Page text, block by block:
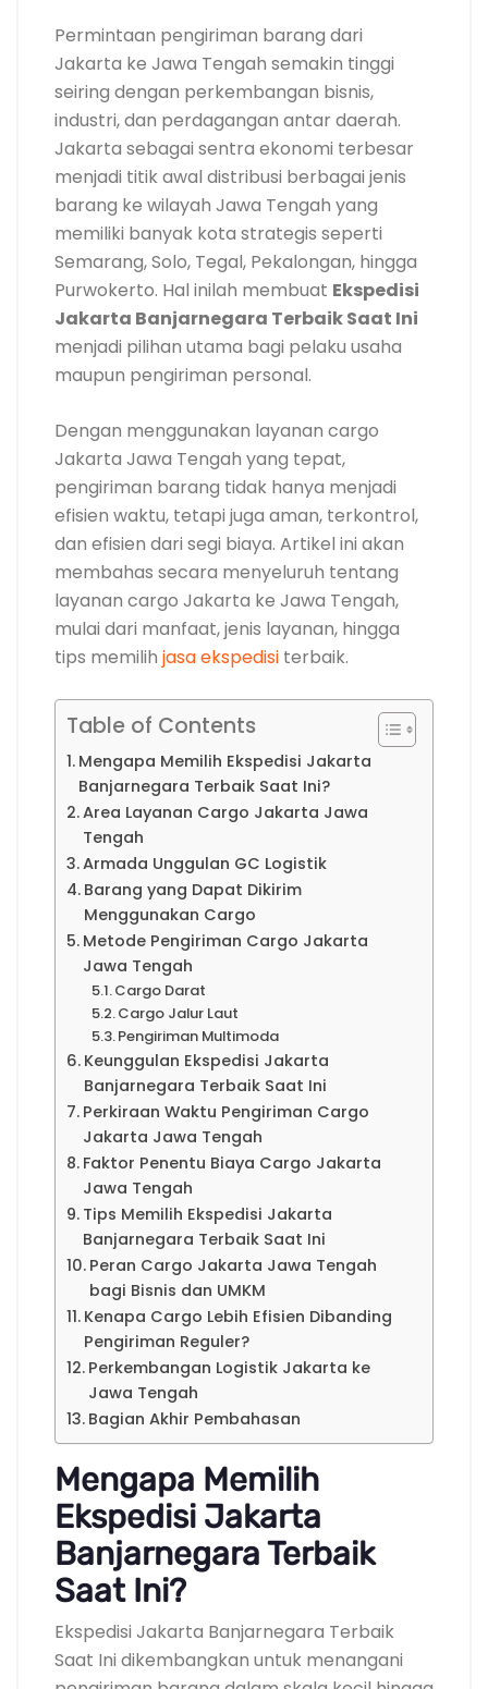
Permintaan pengiriman barang dari
Jakarta ke Jawa Tengah semakin tinggi
seiring dengan perkembangan bisnis,
industri, dan perdagangan antar daerah.
Jakarta sebagai sentra ekonomi terbesar
menjadi titik awal distribusi berbagai jenis
barang ke wilayah Jawa Tengah yang
memiliki banyak kota strategis seperti
Semarang, Solo, Tegal, Pekalongan, hingga
Purwokerto. Hal inilah membuat Ekspedisi
Jakarta Banjarnegara Terbaik Saat Ini
menjadi pilihan utama bagi pelaku usaha
maupun pengiriman personal.
Dengan menggunakan layanan cargo
Jakarta Jawa Tengah yang tepat,
pengiriman barang tidak hanya menjadi
efisien waktu, tetapi juga aman, terkontrol,
dan efisien dari segi biaya. Artikel ini akan
membahas secara menyeluruh tentang
layanan cargo Jakarta ke Jawa Tengah,
mulai dari manfaat, jenis layanan, hingga
tips memilih jasa ekspedisi terbaik.
Table of Contents
Mengapa Memilih Ekspedisi Jakarta
Banjarnegara Terbaik Saat Ini?
Area Layanan Cargo Jakarta Jawa
Tengah
Armada Unggulan GC Logistik
Barang yang Dapat Dikirim
Menggunakan Cargo
Metode Pengiriman Cargo Jakarta
Jawa Tengah
Cargo Darat
Cargo Jalur Laut
Pengiriman Multimoda
Keunggulan Ekspedisi Jakarta
Banjarnegara Terbaik Saat Ini
Perkiraan Waktu Pengiriman Cargo
Jakarta Jawa Tengah
Faktor Penentu Biaya Cargo Jakarta
Jawa Tengah
Tips Memilih Ekspedisi Jakarta
Banjarnegara Terbaik Saat Ini
Peran Cargo Jakarta Jawa Tengah
bagi Bisnis dan UMKM
Kenapa Cargo Lebih Efisien Dibanding
Pengiriman Reguler?
Perkembangan Logistik Jakarta ke
Jawa Tengah
Bagian Akhir Pembahasan
Mengapa Memilih
Ekspedisi Jakarta
Banjarnegara Terbaik
Saat Ini?
Ekspedisi Jakarta Banjarnegara Terbaik
Saat Ini dikembangkan untuk menangani